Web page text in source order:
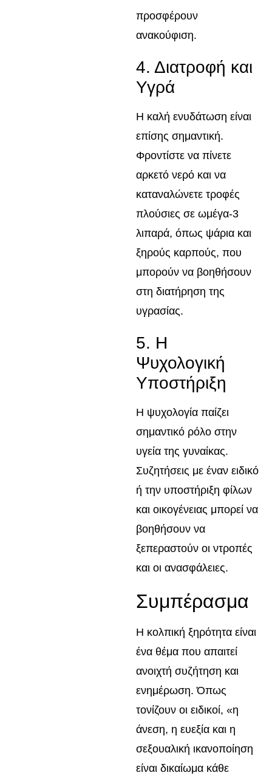
προσφέρουν
ανακούφιση.
4. Διατροφή και
Υγρά
Η καλή ενυδάτωση είναι
επίσης σημαντική.
Φροντίστε να πίνετε
αρκετό νερό και να
καταναλώνετε τροφές
πλούσιες σε ωμέγα-3
λιπαρά, όπως ψάρια και
ξηρούς καρπούς, που
μπορούν να βοηθήσουν
στη διατήρηση της
υγρασίας.
5. Η
Ψυχολογική
Υποστήριξη
Η ψυχολογία παίζει
σημαντικό ρόλο στην
υγεία της γυναίκας.
Συζητήσεις με έναν ειδικό
ή την υποστήριξη φίλων
και οικογένειας μπορεί να
βοηθήσουν να
ξεπεραστούν οι ντροπές
και οι ανασφάλειες.
Συμπέρασμα
Η κολπική ξηρότητα είναι
ένα θέμα που απαιτεί
ανοιχτή συζήτηση και
ενημέρωση. Όπως
τονίζουν οι ειδικοί, «η
άνεση, η ευεξία και η
σεξουαλική ικανοποίηση
είναι δικαίωμα κάθε